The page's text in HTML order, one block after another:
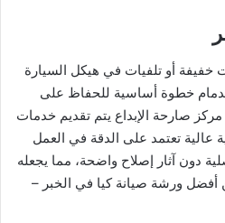
أو تلفيات في هيكل السيارة
خطوة أساسية للحفاظ على
صارحة الإبداع يتم تقديم خدمات
عالية تعتمد على الدقة في العمل
دون آثار إصلاح واضحة، مما يجعله
أفضل ورشة صيانة كيا في الخبر –